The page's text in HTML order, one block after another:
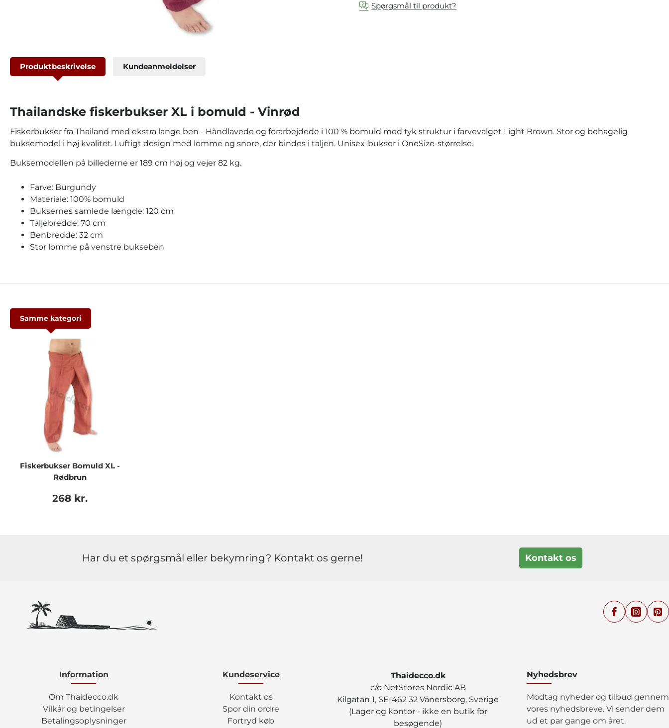
Spørgsmål til produkt?
Produktbeskrivelse Kundeanmeldelser
Thailandske fiskerbukser XL i bomuld - Vinrød
Fiskerbukser fra Thailand med ekstra lange ben - Håndlavede og forarbejdede i 100 % bomuld med tyk struktur i farvevalget Light Brown. Stor og behagelig
buksemodel i høj kvalitet. Luftigt design med lomme og snore, der bindes i taljen. Unisex-bukser i OneSize-størrelse.
Buksemodellen på billederne er 189 cm høj og vejer 82 kg.
Farve: Burgundy
Materiale: 100% bomuld
Buksernes samlede længde: 120 cm
Taljebredde: 70 cm
Benbredde: 32 cm
Stor lomme på venstre bukseben
Samme kategori
Fiskerbukser Bomuld XL -
Rødbrun
268 kr.
Har du et spørgsmål eller bekymring? Kontakt os gerne! Kontakt os
Information
Om Thaidecco.dk
Vilkår og betingelser
Betalingsoplysninger
Kundeservice
Kontakt os
Spor din ordre
Fortryd køb
Thaidecco.dk
c/o NetStores Nordic AB
Kilgatan 1, SE-462 32 Vänersborg, Sverige
(Lager og kontor - ikke en butik for
besøgende)
Nyhedsbrev
Modtag nyheder og tilbud gennem
vores nyhedsbreve. Vi sender dem
ud et par gange om året.